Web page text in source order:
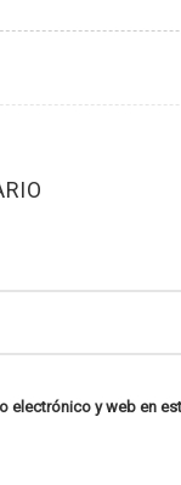
electrónico y web en